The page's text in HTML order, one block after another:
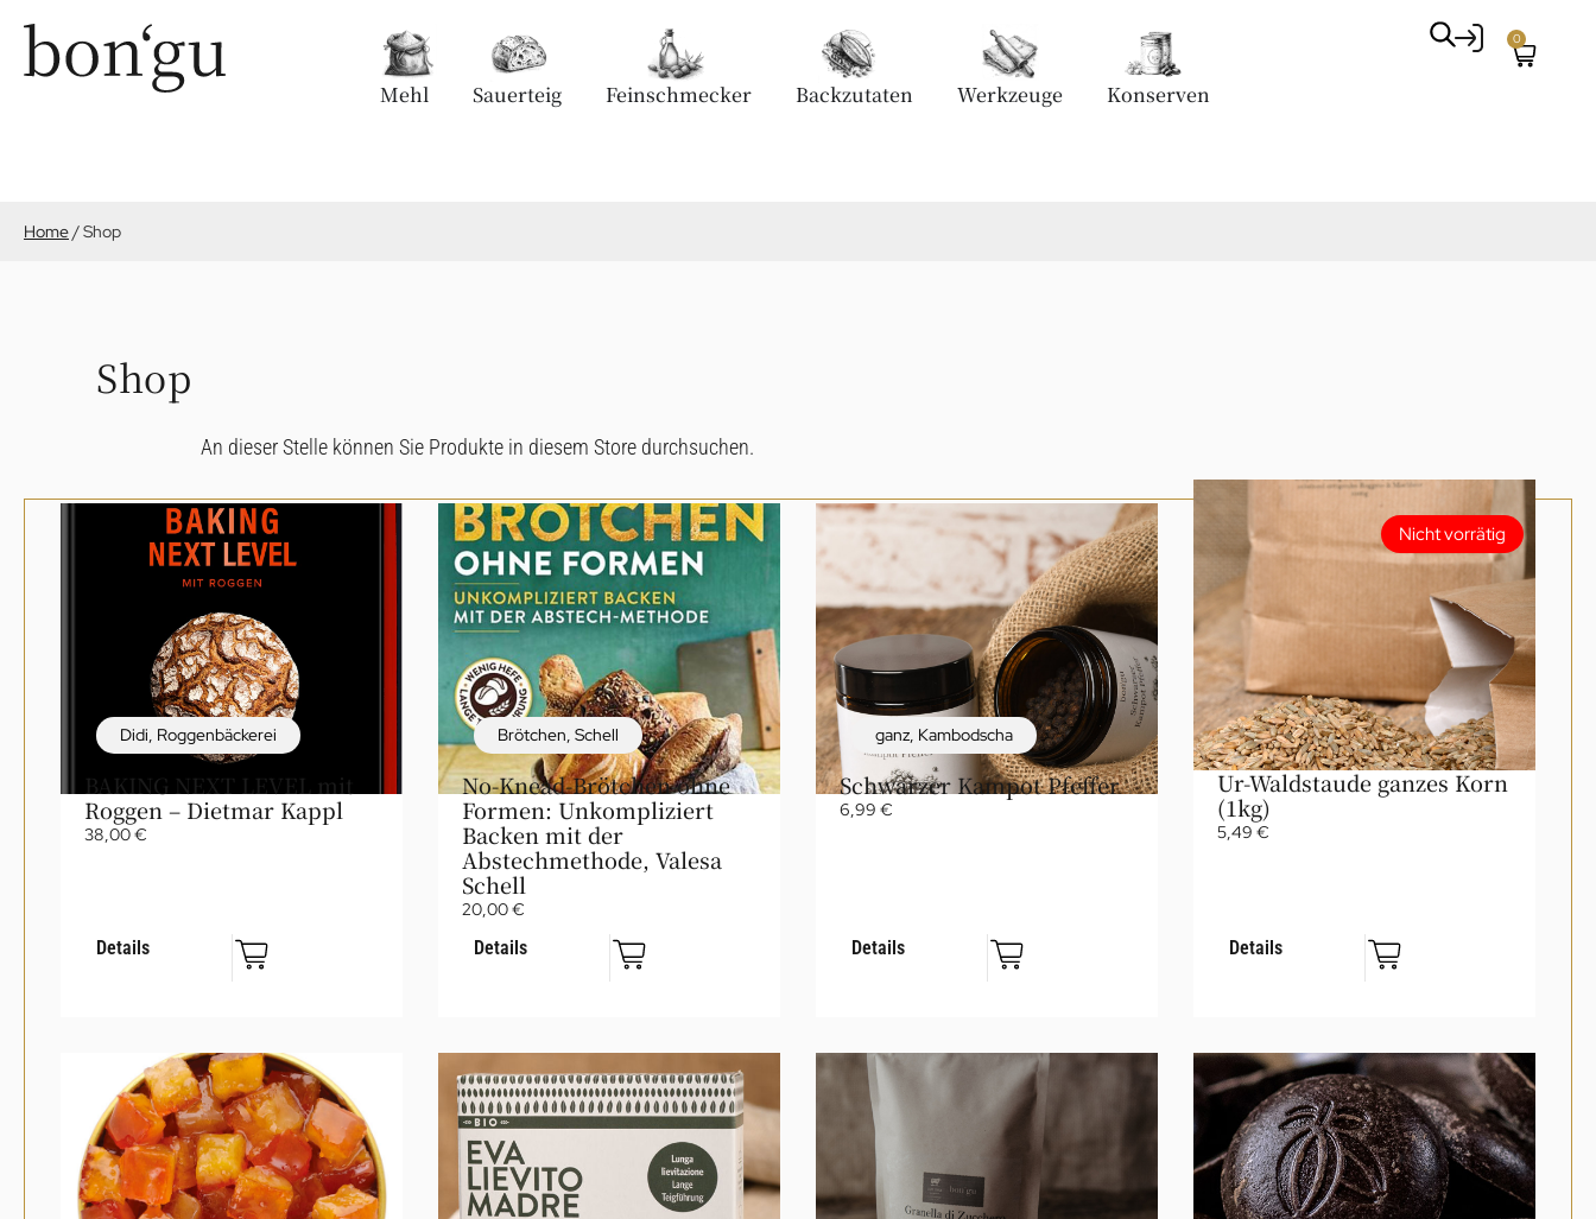
Mehl Sauerteig Feinschmecker Backzutaten Werkzeuge Konserven
0
Home/Shop
Shop
An dieser Stelle können Sie Produkte in diesem Store durchsuchen.
Didi, Roggenbäckerei
BAKING NEXT LEVEL mit
Roggen – Dietmar Kappl
38,00€
Details
Brötchen, Schell
No-Knead-Brötchen ohne
Formen: Unkompliziert
Backen mit der
Abstechmethode, Valesa
Schell
20,00€
Details
ganz, Kambodscha
Schwarzer Kampot Pfeffer
6,99 €
Details
Nicht vorrätig
Ur-Waldstaude ganzes Korn
(1kg)
5,49 €
Details